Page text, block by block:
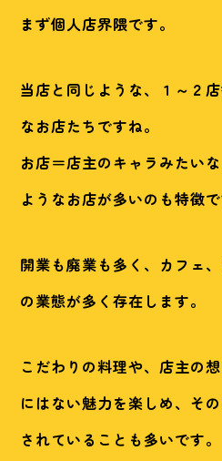
まず個人店界隈です。
当店と同じような、１～２
なお店たちですね。
お店＝店主のキャラみたい
ようなお店が多いのも特徴で
開業も廃業も多く、カフェ
の業態が多く存在します。
こだわりの料理や、店主の
にはない魅力を楽しめ、そ
されていることも多いです。